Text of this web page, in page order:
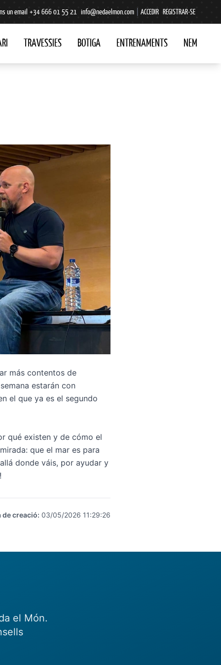
un email +34 666 01 55 21 info@nedaelmon.com ACCEDIR REGISTRAR-SE
TRAVESSIES BOTIGA ENTRENAMENTS NEM
más contentos de
estarán con
el que ya es el segundo
qué existen y de cómo el
que el mar es para
donde váis, por ayudar y
de creació: 03/05/2026 11:29:26
el Món.